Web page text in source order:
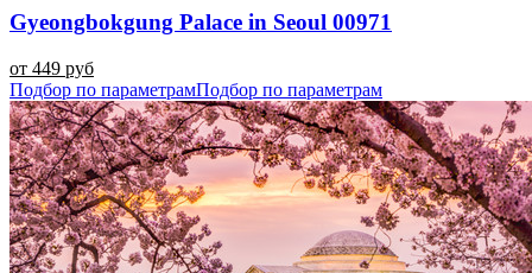
Gyeongbokgung Palace in Seoul 00971
от 449 руб
Подбор по параметрамПодбор по параметрам